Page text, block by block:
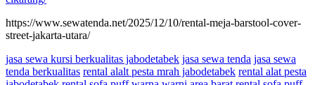
https://www.sewatenda.net/2025/12/10/rental-meja-barstool-cover-
street-jakarta-utara/
jasa sewa kursi berkualitas jabodetabek jasa sewa tenda jasa sewa
tenda berkualitas rental alalt pesta mrah jabodetabek rental alat pesta